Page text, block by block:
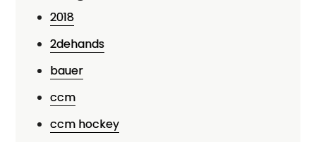
2018
2dehands
bauer
ccm
ccm hockey